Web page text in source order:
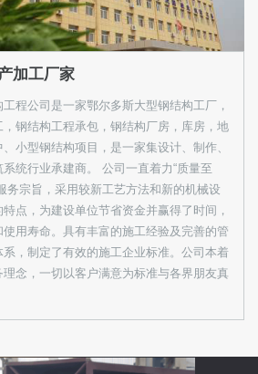
加工厂家
程公司是一家鄂尔多斯大型钢结构工厂，
钢结构工程承包，钢结构厂房，库房，地
小型钢结构项目，是一家集设计、制作、
统行业承建商。 公司一直着力“质量至
务宗旨，采用较新工艺方法和新的机械设
点，为建设单位节省资金并赢得了时间，
用寿命。具有丰富的施工经验及完善的管
，制定了有效的施工企业标准。公司本着
念，一切以客户满意为标准与各界朋友真